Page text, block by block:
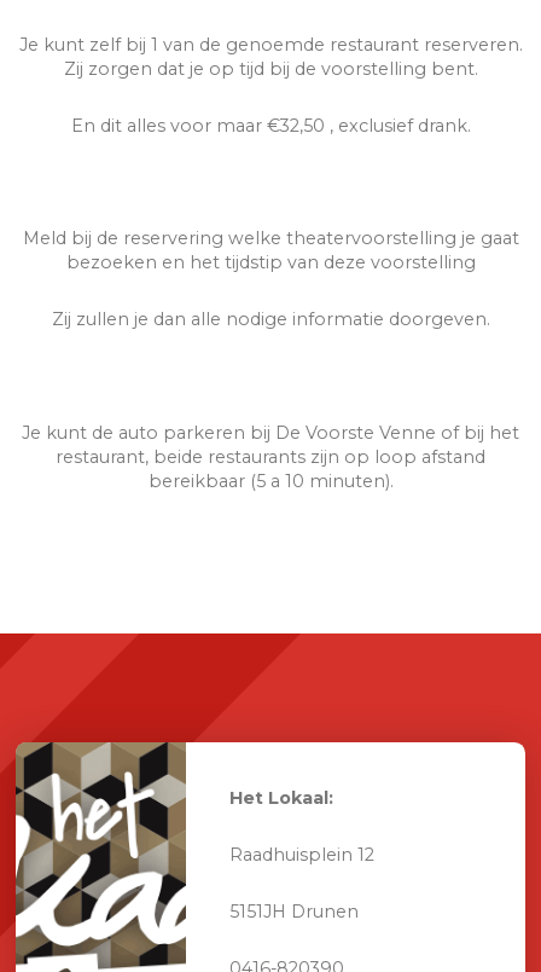
Je kunt zelf bij 1 van de genoemde restaurant reserveren.
Zij zorgen dat je op tijd bij de voorstelling bent.
En dit alles voor maar €32,50 , exclusief drank.
Meld bij de reservering welke theatervoorstelling je gaat
bezoeken en het tijdstip van deze voorstelling
Zij zullen je dan alle nodige informatie doorgeven.
Je kunt de auto parkeren bij De Voorste Venne of bij het
restaurant, beide restaurants zijn op loop afstand
bereikbaar (5 a 10 minuten).
Het Lokaal:
Raadhuisplein 12
5151JH Drunen